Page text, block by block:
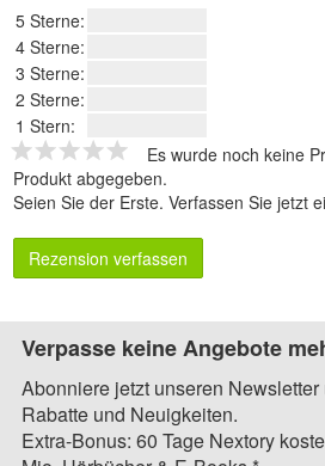
5 Sterne:
4 Sterne:
3 Sterne:
2 Sterne:
1 Stern:
Es wurde noch keine
Produkt abgegeben.
Seien Sie der Erste. Verfassen Sie jetzt
Rezension verfassen
Verpasse keine Angebote
Abonniere jetzt unseren
Rabatte und Neuigkeiten.
Extra-Bonus: 60 Tage Nextory